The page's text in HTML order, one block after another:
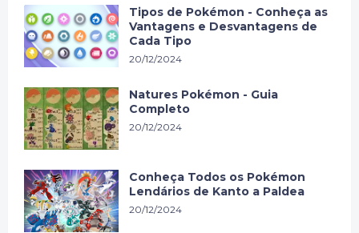
Tipos de Pokémon - Conheça as
Vantagens e Desvantagens de
Cada Tipo
20/12/2024
Natures Pokémon - Guia
Completo
20/12/2024
Conheça Todos os Pokémon
Lendários de Kanto a Paldea
20/12/2024